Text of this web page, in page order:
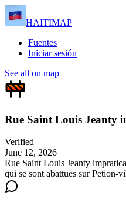
HAITIMAP
Fuentes
Iniciar sesión
See all on map
Rue Saint Louis Jeanty
Verified
June 12, 2026
Rue Saint Louis Jeanty
qui se sont abattues sur Petion-